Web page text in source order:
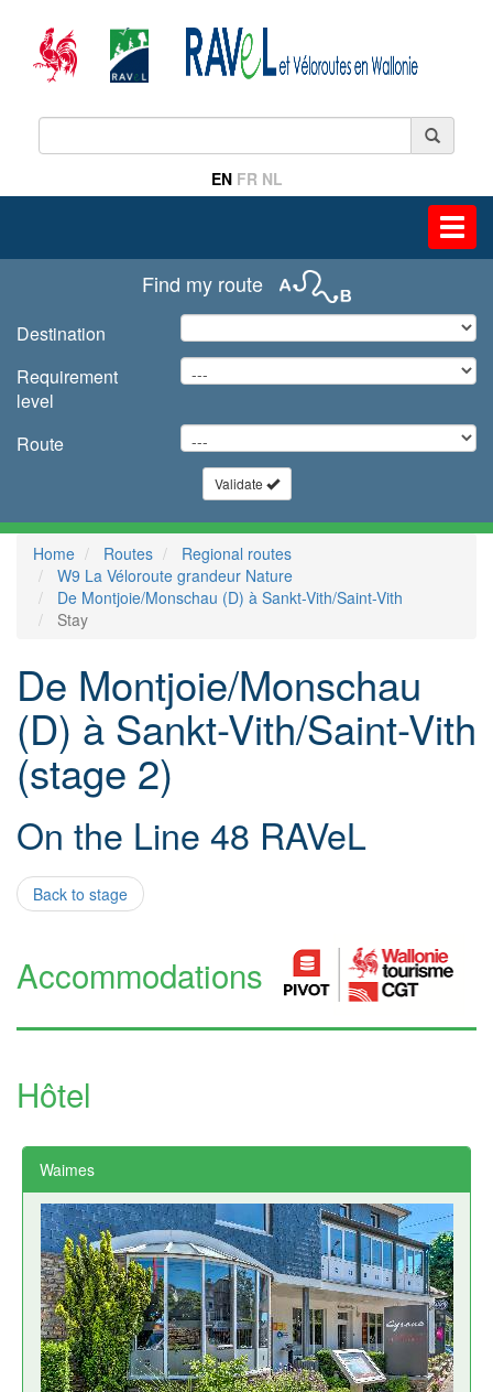
EN FR NL
Find my route
Destination
Requirement
level
Route
Validate
Home Routes
Regional routes
W9 La Véloroute grandeur Nature
De Montjoie/Monschau (D) à Sankt-Vith/Saint-Vith
Stay
De Montjoie/Monschau
(D) à Sankt-Vith/Saint-Vith
(stage 2)
On the Line 48 RAVeL
Back to stage
Accommodations
Hôtel
Waimes